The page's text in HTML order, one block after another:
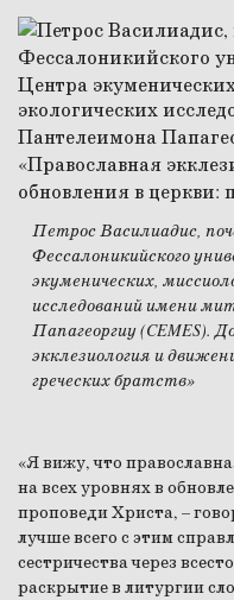
Петрос Василиадис,
Фессалоникийского
экуменических,
исследований имени
Папагеоргиу (CEMES).
экклезиология и
греческих братств»
«Я вижу, что
на всех уровнях в
проповеди Христа, –
лучше всего с этим
сестричества через
раскрытие в литургии